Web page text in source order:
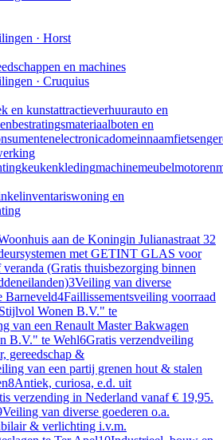
· Horst
en machines
· Cruquius
en kunstattractieverhuurauto en
bestratingsmateriaalboten en
domeinnaamfietsen
keukenkledingmachinemeubelmotoren
woning en
aan de Koningin Julianastraat 32
met GETINT GLAS voor
(Gratis thuisbezorging binnen
3Veiling van diverse
Barneveld4Faillissementsveiling voorraad
Wonen B.V." te
van een Renault Master Bakwagen
B.V." te Wehl6Gratis verzendveiling
gereedschap &
van een partij grenen hout & stalen
8Antiek, curiosa, e.d. uit
verzending in Nederland vanaf € 19,95.
Veiling van diverse goederen o.a.
& verlichting i.v.m.